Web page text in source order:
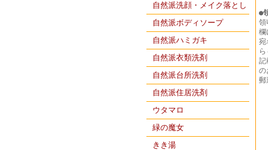
自然派洗顔・メイク落とし
自然派ボディソープ
自然派ハミガキ
自然派衣類洗剤
自然派台所洗剤
自然派住居洗剤
ウタマロ
緑の魔女
きき湯
●
領
欄
宛
記
の
郵